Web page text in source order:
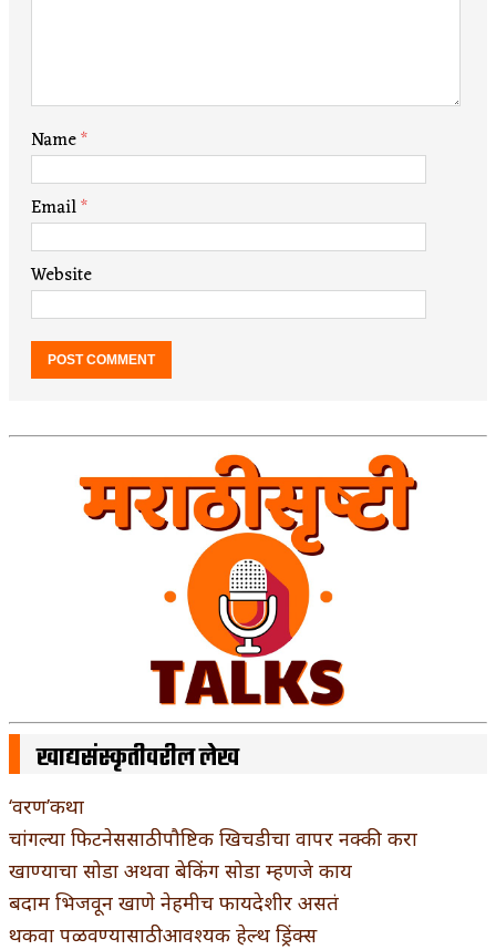
Name*
Email*
Website
खाद्यसंस्कृतीवरील लेख
‘वरण’कथा
चांगल्या फिटनेससाठी पौष्टिक खिचडीचा वापर नक्की करा
खाण्याचा सोडा अथवा बेकिंग सोडा म्हणजे काय
बदाम भिजवून खाणे नेहमीच फायदेशीर असतं
थकवा पळवण्यासाठी आवश्यक हेल्थ ड्रिंक्स